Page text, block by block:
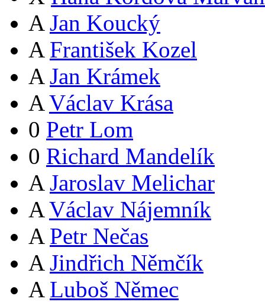
A Jan Koucký
A František Kozel
A Jan Krámek
A Václav Krása
0 Petr Lom
0 Richard Mandelík
A Jaroslav Melichar
A Václav Nájemník
A Petr Nečas
A Jindřich Němčík
A Luboš Němec